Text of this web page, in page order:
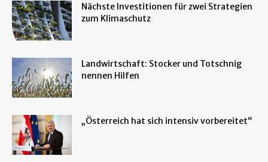
Nächste Investitionen für zwei Strategien
zum Klimaschutz
Landwirtschaft: Stocker und Totschnig
nennen Hilfen
„Österreich hat sich intensiv vorbereitet“